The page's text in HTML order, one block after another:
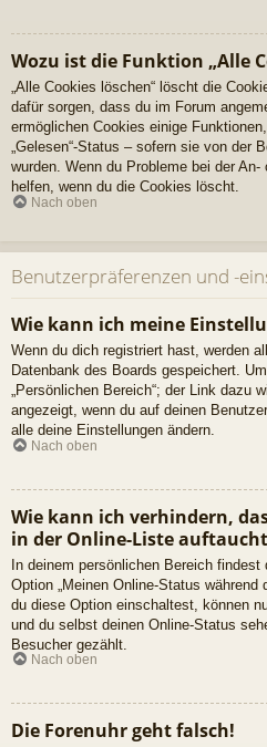
Wozu ist die Funktion „Alle
„Alle Cookies löschen“ löscht die
dafür sorgen, dass du im Forum
ermöglichen Cookies einige
„Gelesen“-Status – sofern sie von der
wurden. Wenn du Probleme bei der
helfen, wenn du die Cookies löscht.
Nach oben
Benutzerpräferenzen und -
Wie kann ich meine
Wenn du dich registriert hast, werden
Datenbank des Boards gespeichert.
„Persönlichen Bereich“; der Link dazu
angezeigt, wenn du auf deinen
alle deine Einstellungen ändern.
Nach oben
Wie kann ich verhindern,
in der Online-Liste
In deinem persönlichen Bereich
Option „Meinen Online-Status während
du diese Option einschaltest, können
und du selbst deinen Online-Status
Besucher gezählt.
Nach oben
Die Forenuhr geht falsch!